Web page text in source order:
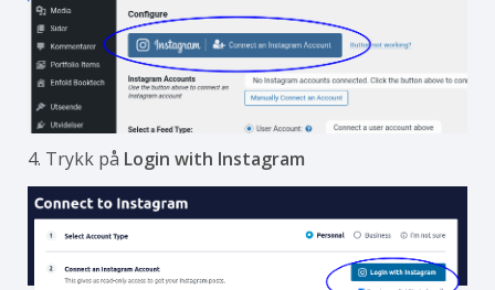
4. Trykk på Login with Instagram